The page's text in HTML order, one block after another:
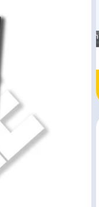
radio 大直会 2nd season